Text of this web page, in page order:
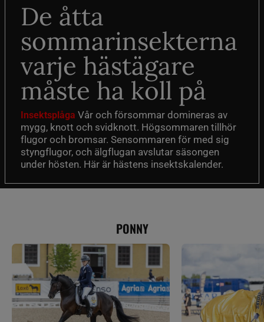
De åtta
sommarinsekterna
varje hästägare
måste ha koll på
Insektsplåga Vår och försommar domineras av
mygg, knott och svidknott. Högsommaren tillhör
flugor och bromsar. Sensommaren för med sig
styngflugor, och älgflugan avslutar säsongen
under hösten. Här är hästens insektskalender.
PONNY